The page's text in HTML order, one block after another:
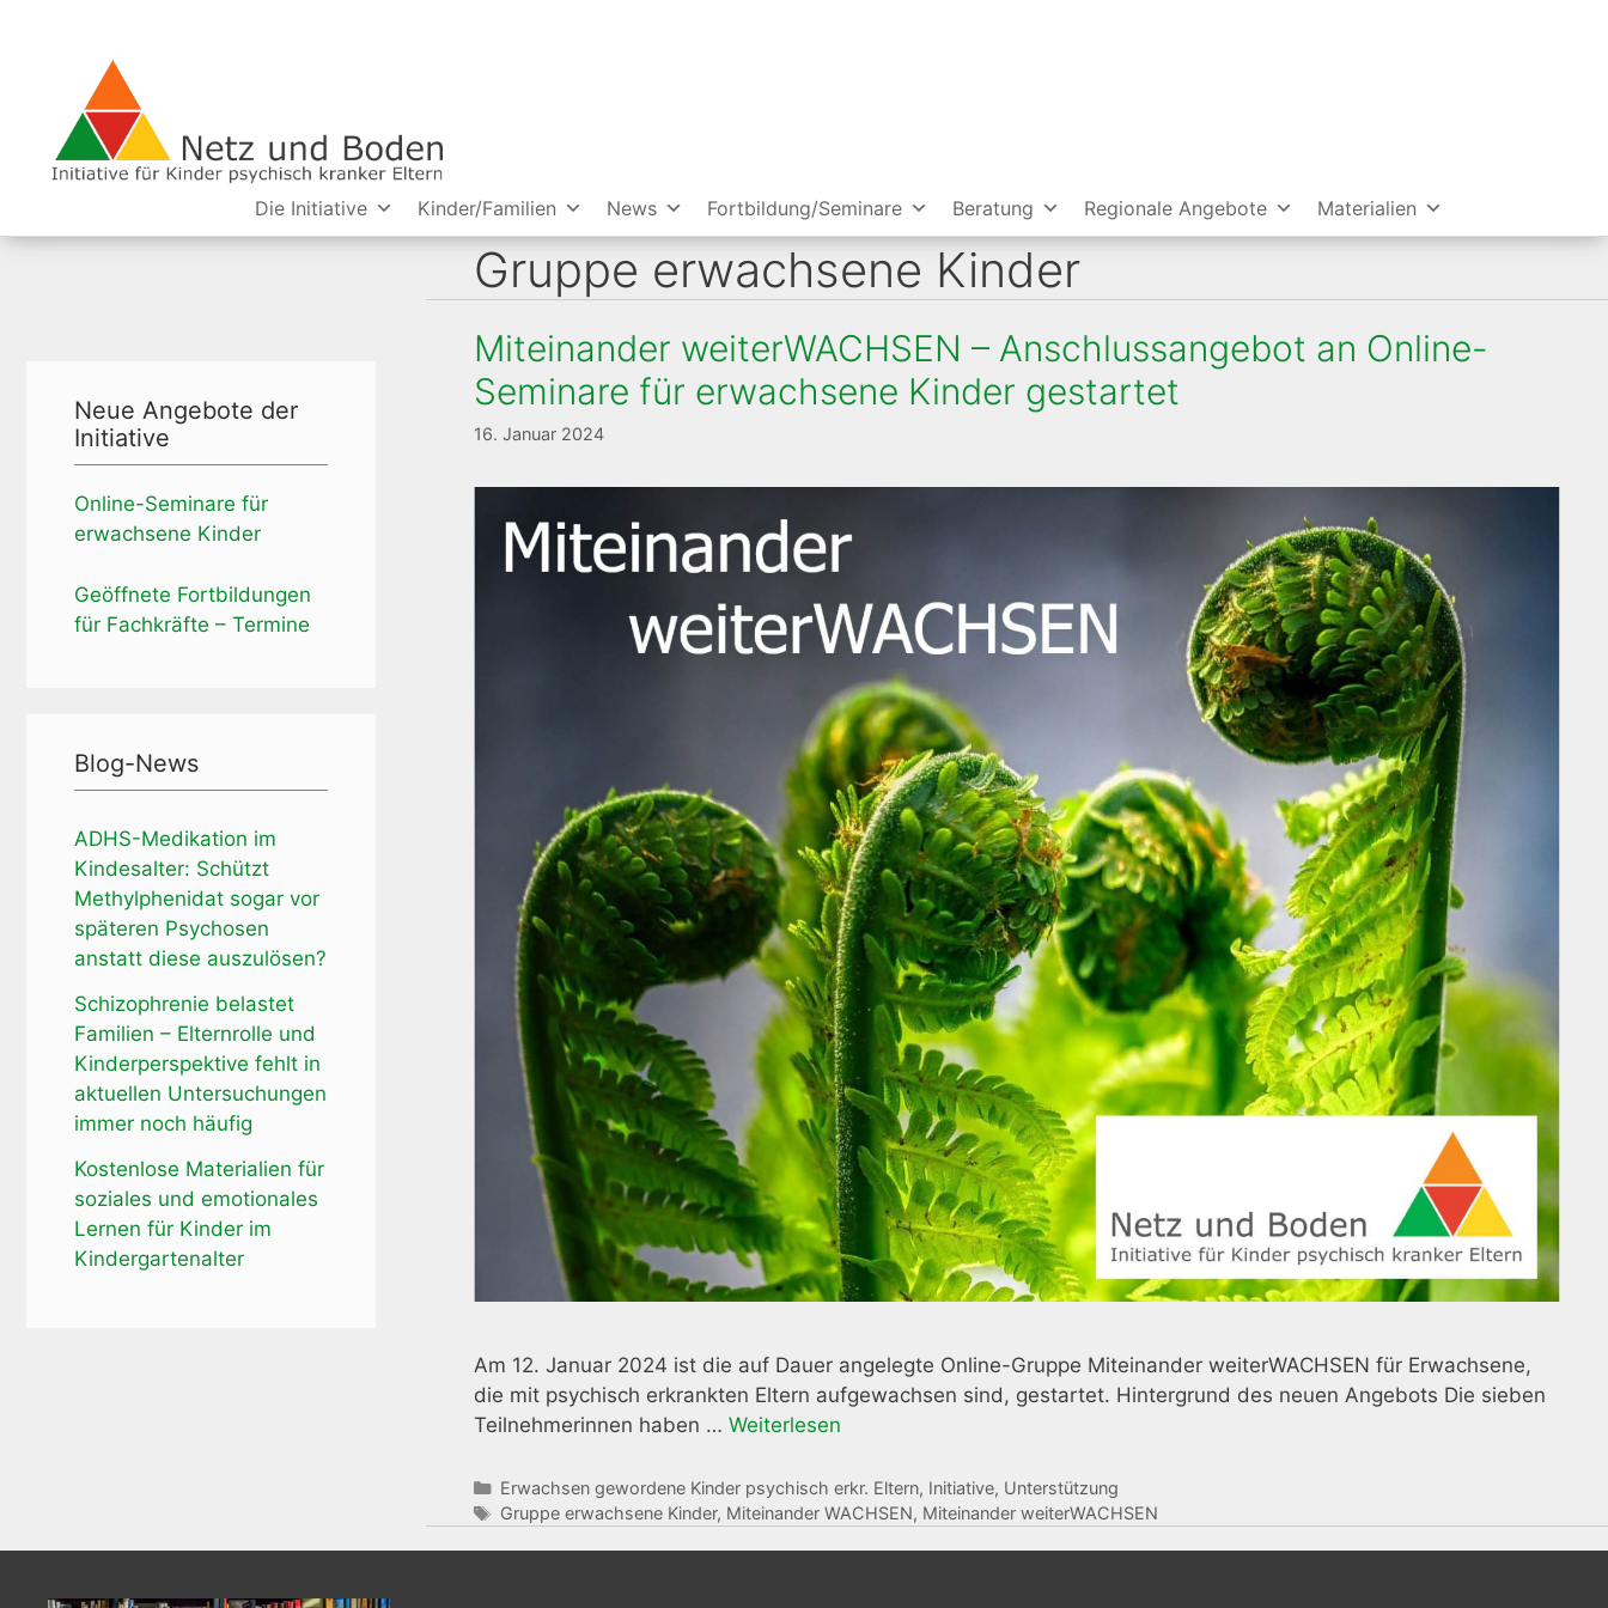
Die Initiative Kinder/Familien News Fortbildung/Seminare Beratung Regionale Angebote Materialien
Gruppe erwachsene Kinder
Miteinander weiterWACHSEN – Anschlussangebot an Online-
Seminare für erwachsene Kinder gestartet
16. Januar 2024
Am 12. Januar 2024 ist die auf Dauer angelegte Online-Gruppe Miteinander weiterWACHSEN für Erwachsene,
die mit psychisch erkrankten Eltern aufgewachsen sind, gestartet. Hintergrund des neuen Angebots Die sieben
Teilnehmerinnen haben … Weiterlesen
Kategorien
Erwachsen gewordene Kinder psychisch erkr. Eltern, Initiative, Unterstützung
Schlagwörter
Gruppe erwachsene Kinder, Miteinander WACHSEN, Miteinander weiterWACHSEN
Neue Angebote der
Initiative
Online-Seminare für
erwachsene Kinder
Geöffnete Fortbildungen
für Fachkräfte – Termine
Blog-News
ADHS-Medikation im
Kindesalter: Schützt
Methylphenidat sogar vor
späteren Psychosen
anstatt diese auszulösen?
Schizophrenie belastet
Familien – Elternrolle und
Kinderperspektive fehlt in
aktuellen Untersuchungen
immer noch häufig
Kostenlose Materialien für
soziales und emotionales
Lernen für Kinder im
Kindergartenalter